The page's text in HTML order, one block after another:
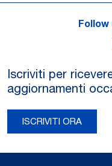
Follow
Iscriviti per
aggiornamenti
ISCRIVITI ORA